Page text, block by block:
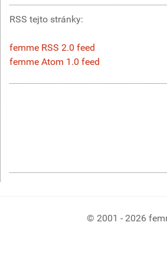
RSS tejto stránky:
femme RSS 2.0 feed
femme Atom 1.0 feed
© 2001 - 2026